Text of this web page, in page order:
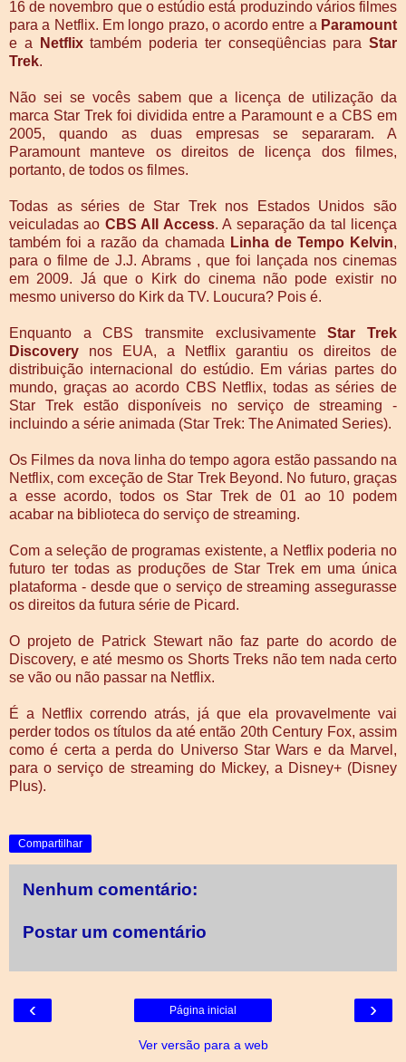
16 de novembro que o estúdio está produzindo vários filmes
para a Netflix. Em longo prazo, o acordo entre a Paramount
e a
Netflixtambém poderia ter conseqüências para Star
Trek.
Não sei se vocês sabem que a licença de utilização da
marca Star Trek foi dividida entre a Paramount e a CBS em
2005, quando as duas empresas se separaram. A
Paramount manteve os direitos de licença dos filmes,
portanto, de todos os filmes.
Todas as séries de Star Trek nos Estados Unidos são
veiculadas ao CBS All Access. A separação da tal licença
também foi a razão da chamada Linha de Tempo Kelvin,
para o filme de J.J. Abrams , que foi lançada nos cinemas
em 2009. Já que o Kirk do cinema não pode existir no
mesmo universo do Kirk da TV. Loucura? Pois é.
Enquanto a CBS transmite exclusivamenteStar Trek
Discovery nos EUA, a Netflix garantiu os direitos de
distribuição internacional do estúdio. Em várias partes do
mundo, graças ao acordo CBS Netflix, todas as séries de
Star Trek estão disponíveis no serviço de streaming -
incluindo a série animada (Star Trek: The Animated Series).
Os Filmes da nova linha do tempo agora estão passando na
Netflix, com exceção de Star Trek Beyond. No futuro, graças
a esse acordo, todos os Star Trek de 01 ao 10 podem
acabar na biblioteca do serviço de streaming.
Com a seleção de programas existente, a Netflix poderia no
futuro ter todas as produções de Star Trek em uma única
plataforma - desde que o serviço de streaming assegurasse
os direitos da futura série de Picard.
O projeto de Patrick Stewart não faz parte do acordo de
Discovery, e até mesmo os Shorts Treks não tem nada certo
se vão ou não passar na Netflix.
É a Netflix correndo atrás, já que ela provavelmente vai
perder todos os títulos da até então 20th Century Fox, assim
como é certa a perda do Universo Star Wars e da Marvel,
para o serviço de streaming do Mickey, a Disney+ (Disney
Plus).
Compartilhar
Nenhum comentário:
Postar um comentário
‹ ›
Página inicial
Ver versão para a web